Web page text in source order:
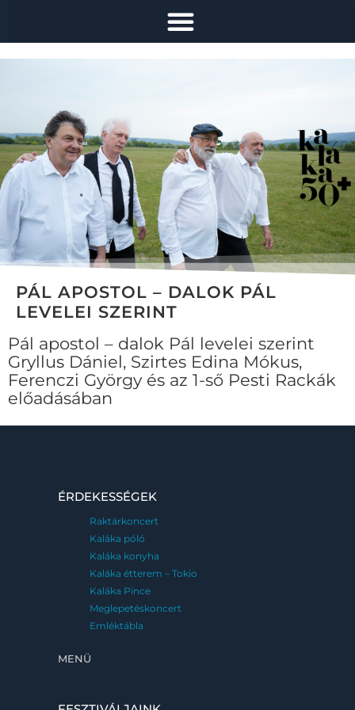
PÁL APOSTOL – DALOK PÁL
LEVELEI SZERINT
Pál apostol – dalok Pál levelei szerint
Gryllus Dániel, Szirtes Edina Mókus,
Ferenczi György és az 1-ső Pesti Rackák
előadásában
ÉRDEKESSÉGEK
Raktárkoncert
Kaláka póló
Kaláka konyha
Kaláka étterem – Tokio
Kaláka Pince
Meglepetéskoncert
Emléktábla
MENÜ